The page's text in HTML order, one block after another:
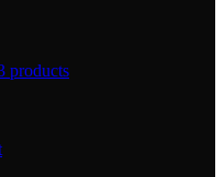
products